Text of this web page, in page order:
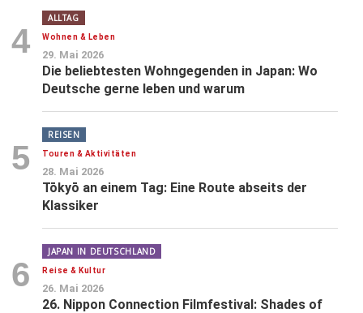
4
ALLTAG
Wohnen & Leben
29. Mai 2026
Die beliebtesten Wohngegenden in Japan: Wo
Deutsche gerne leben und warum
5
REISEN
Touren & Aktivitäten
28. Mai 2026
Tōkyō an einem Tag: Eine Route abseits der
Klassiker
6
JAPAN IN DEUTSCHLAND
Reise & Kultur
26. Mai 2026
26. Nippon Connection Filmfestival: Shades of